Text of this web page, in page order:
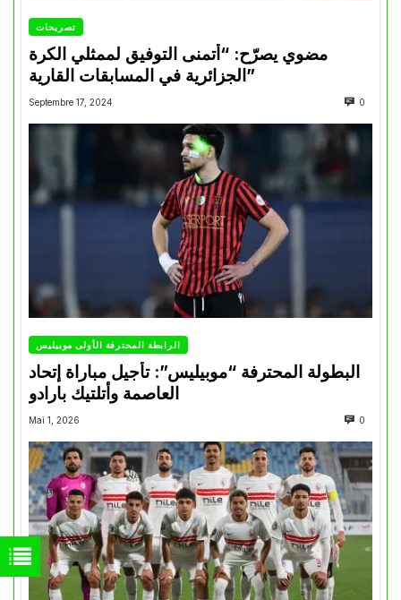
تصريحات
مضوي يصرّح: “أتمنى التوفيق لممثلي الكرة
الجزائرية في المسابقات القارية”
Septembre 17, 2024 0
الرابطة المحترفة الأولى موبيليس
البطولة المحترفة “موبيليس”: تأجيل مباراة إتحاد
العاصمة وأتلتيك بارادو
Mai 1, 2026 0